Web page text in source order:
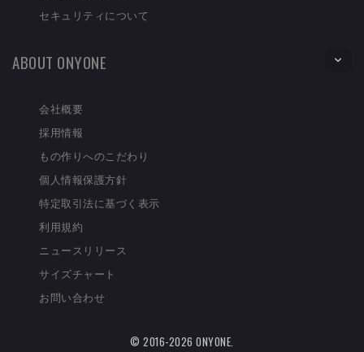
セキュリティについて
ABOUT ONYONE
会社概要
採用情報
もの作りへのこだわり
個人情報保護方針
特定取引法に基づく表示
利用規約
ニュースリリース
サイズチャート
お問い合わせ
© 2016-2026 ONYONE.